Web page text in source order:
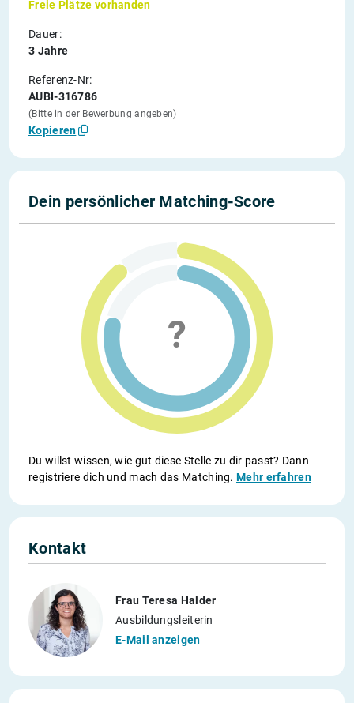
Freie Plätze vorhanden
Dauer:
3 Jahre
Referenz-Nr:
AUBI-316786
(Bitte in der Bewerbung angeben)
Kopieren
Dein persönlicher Matching-Score
Du willst wissen, wie gut diese Stelle zu dir passt? Dann
registriere dich und mach das Matching.Mehr erfahren
Kontakt
Frau Teresa Halder
Ausbildungsleiterin
E-Mail anzeigen